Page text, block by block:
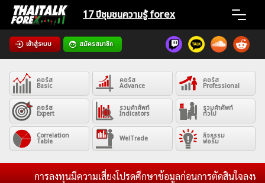
Skip
content
17 ปีชุมชนความรู้ forex
เข้าสู่ระบบ สมัครสมาชิก
Home
News
Articles
VPS Register
คอร์ส
Basic
คอร์ส
Advance
คอร์ส
Professional
คอร์ส
Expert
รวมคำศัพท์
Indicators
รวมคำศัพท์
ทั่วไป
Correlation
Table WelTrade กิจกรรม
ฟอรั่ม
การลงทุนมีความเสี่ยงโปรดศึกษาข้อมูลก่อนการตัดสินใจลงทุน